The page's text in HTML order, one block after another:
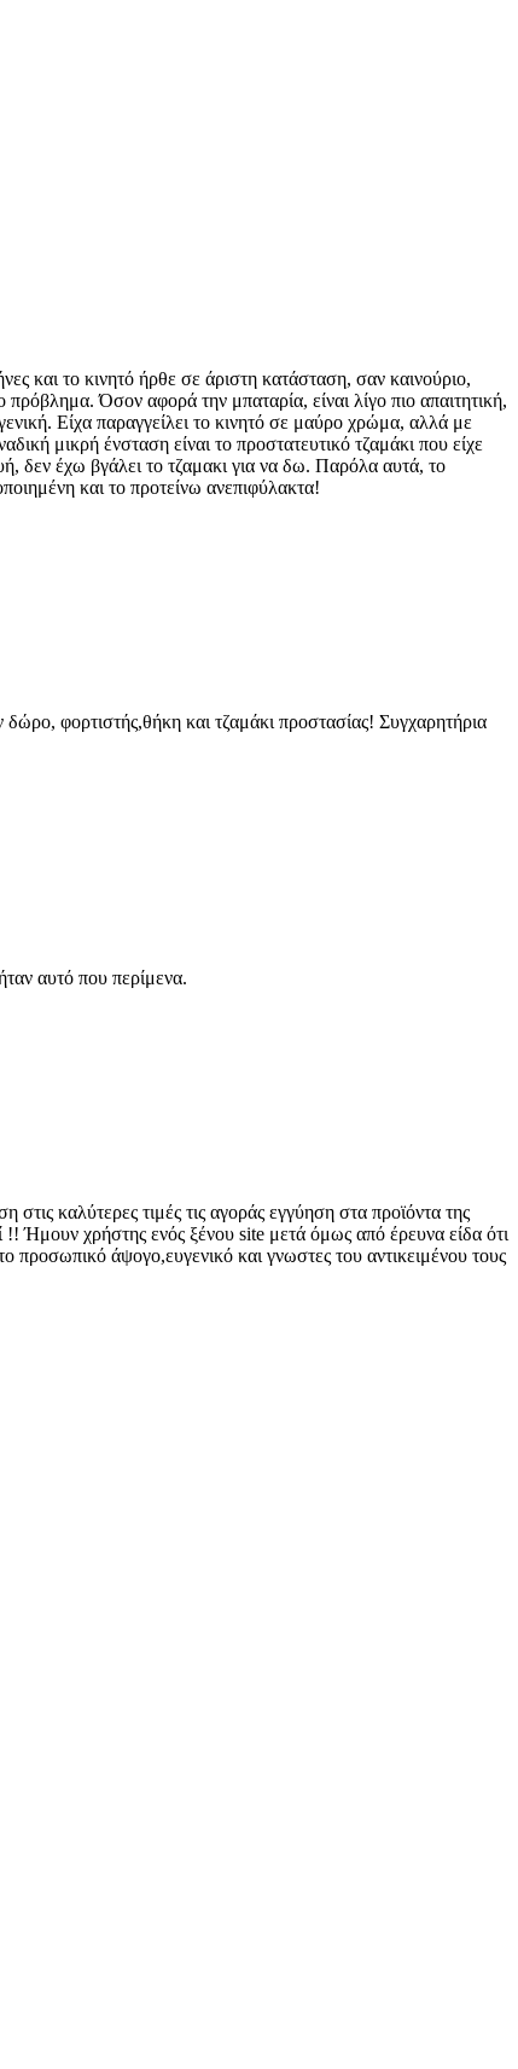
και το κινητό ήρθε σε άριστη κατάσταση, σαν καινούριο,
Όσον αφορά την μπαταρία, είναι λίγο πιο απαιτητική,
Είχα παραγγείλει το κινητό σε μαύρο χρώμα, αλλά με
μικρή ένσταση είναι το προστατευτικό τζαμάκι που είχε
δεν έχω βγάλει το τζαμακι για να δω. Παρόλα αυτά, το
και το προτείνω ανεπιφύλακτα!
φορτιστής,θήκη και τζαμάκι προστασίας! Συγχαρητήρια
αυτό που περίμενα.
καλύτερες τιμές τις αγοράς εγγύηση στα προϊόντα της
Ήμουν χρήστης ενός ξένου site μετά όμως από έρευνα είδα ότι
άψογο,ευγενικό και γνωστες του αντικειμένου τους